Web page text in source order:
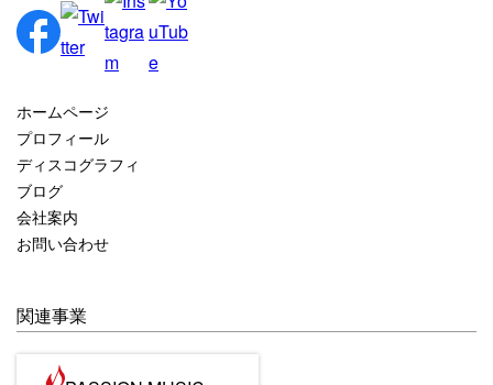
2025年8月
2025年7月
2025年5月
2025年4月
2025年2月
2024年12月
ホームページ
プロフィール
ディスコグラフィ
ブログ
会社案内
お問い合わせ
関連事業